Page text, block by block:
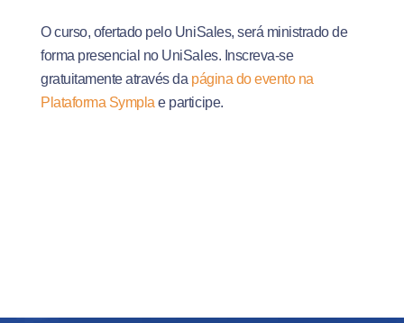
O curso, ofertado pelo UniSales, será ministrado de
forma presencial no UniSales. Inscreva-se
gratuitamente através da página do evento na
Plataforma Sympla e participe.